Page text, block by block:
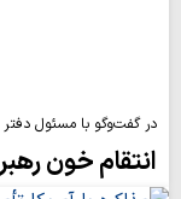
در گفت‌وگو با مسئول
انتقام خون